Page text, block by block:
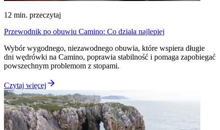
12 min. przeczytaj
Przewodnik po obuwiu Camino: Co działa najlepiej
Wybór wygodnego, niezawodnego obuwia, które wspiera długie
dni wędrówki na Camino, poprawia stabilność i pomaga zapobiegać
powszechnym problemom z stopami.
Czytaj więcej